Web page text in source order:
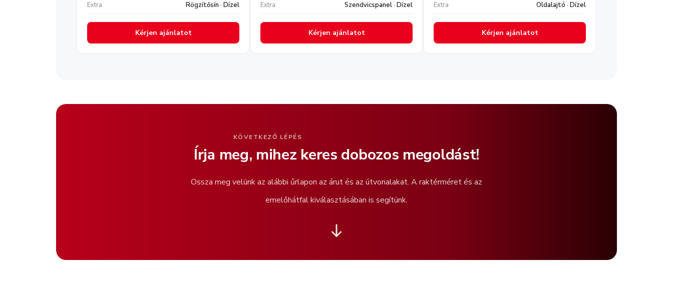
Extra
Rögzítősín · Dízel
Kérjen ajánlatot
Extra
Szendvicspanel · Dízel
Kérjen ajánlatot
Extra
Oldalajtó · Dízel
Kérjen ajánlatot
KÖVETKEZŐ LÉPÉS
Írja meg, mihez keres dobozos megoldást!
Ossza meg velünk az alábbi űrlapon az árut és az útvonalakat. A raktérméret és az
emelőhátfal kiválasztásában is segítünk.